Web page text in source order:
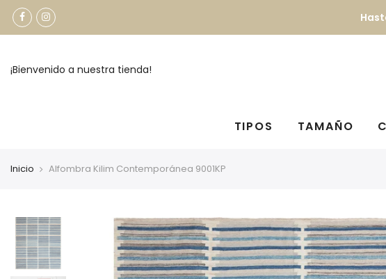
¡Bienvenido a nuestra tienda!
TIPOS TAMAÑO
Inicio Alfombra Kilim Contemporánea 9001KP